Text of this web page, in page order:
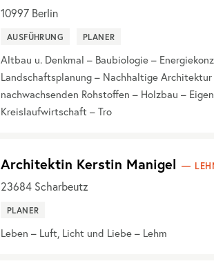
10997 Berlin
AUSFÜHRUNG PLANER
Altbau u. Denkmal – Baubiologie –
Landschaftsplanung – Nachhaltige
nachwachsenden Rohstoffen – Holzbau –
Kreislaufwirtschaft – Tro
Architektin Kerstin Manigel
23684 Scharbeutz
PLANER
Leben – Luft, Licht und Liebe – Lehm